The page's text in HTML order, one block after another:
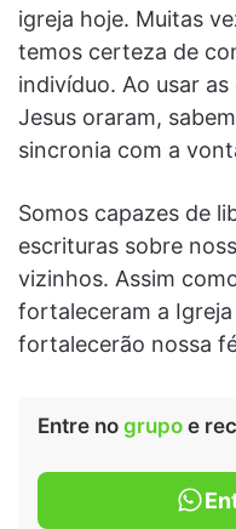
igreja hoje. Muitas
temos certeza de
indivíduo. Ao usar
Jesus oraram,
sincronia com a
Somos capazes de
escrituras sobre
vizinhos. Assim
fortaleceram a
fortalecerão nossa
Entre no grupo e